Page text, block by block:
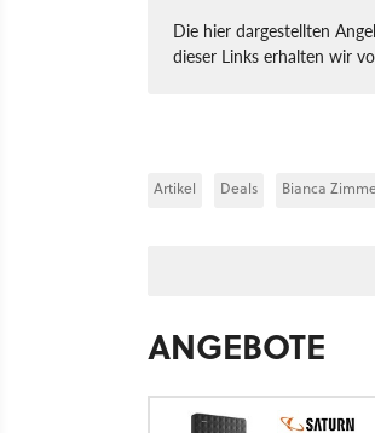
Die hier dargestellten
dieser Links erhalten wir
Artikel Deals Bianca
ANGEBOTE